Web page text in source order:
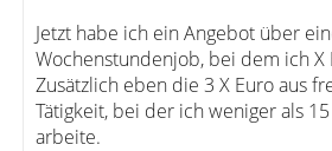
Jetzt habe ich ein Angebot über
Wochenstundenjob, bei dem ich X
Zusätzlich eben die 3 X Euro aus
Tätigkeit, bei der ich weniger als
arbeite.